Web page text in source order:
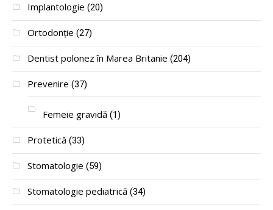
Implantologie (20)
Ortodonție (27)
Dentist polonez în Marea Britanie (204)
Prevenire (37)
Femeie gravidă (1)
Protetică (33)
Stomatologie (59)
Stomatologie pediatrică (34)